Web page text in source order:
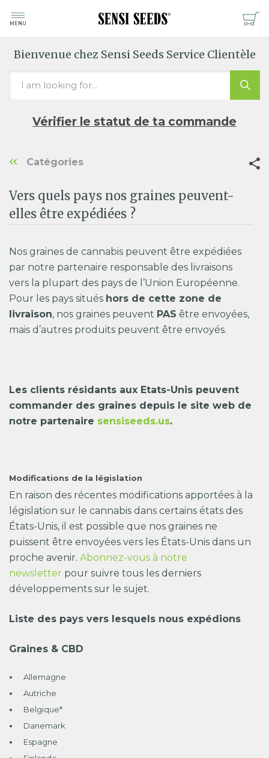
MENU
Bienvenue chez Sensi Seeds Service Clientèle
Vérifier le statut de ta commande
Catégories
Vers quels pays nos graines peuvent-
elles être expédiées ?
Nos graines de cannabis peuvent être expédiées
par notre partenaire responsable des livraisons
vers la plupart des pays de l’Union Européenne.
Pour les pays situés hors de cette zone de
livraison, nos graines peuvent PAS être envoyées,
mais d’autres produits peuvent être envoyés.
Les clients résidants aux Etats-Unis peuvent
commander des graines depuis le site web de
notre partenaire sensiseeds.us.
Modifications de la législation
En raison des récentes modifications apportées à la
législation sur le cannabis dans certains états des
États-Unis, il est possible que nos graines ne
puissent être envoyées vers les États-Unis dans un
proche avenir. Abonnez-vous à notre
newsletter pour suivre tous les derniers
développements sur le sujet.
Liste des pays vers lesquels nous expédions
Graines & CBD
Allemagne
Autriche
Belgique*
Danemark
Espagne